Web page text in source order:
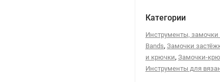
Категории
Инструменты, замочки
Bands, Замочки
и крючки, Замочки-
Инструменты для